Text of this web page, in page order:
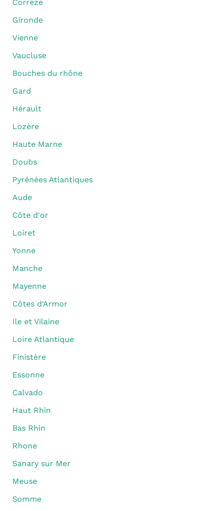
Corrèze
Gironde
Vienne
Vaucluse
Bouches du rhône
Gard
Hérault
Lozère
Haute Marne
Doubs
Pyrénées Atlantiques
Aude
Côte d'or
Loiret
Yonne
Manche
Mayenne
Côtes d'Armor
Ile et Vilaine
Loire Atlantique
Finistère
Essonne
Calvado
Haut Rhin
Bas Rhin
Rhone
Sanary sur Mer
Meuse
Somme